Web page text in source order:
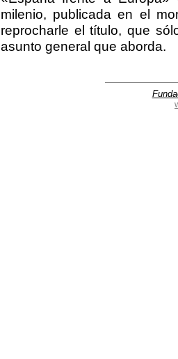
milenio, publicada en el
reprocharle el título, que
asunto general que aborda.